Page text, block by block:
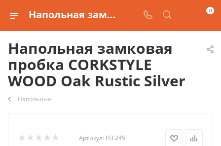
Напольная замковая пробка CORKSTYLE WOOD Oak Rustic Silver купить 0
Напольная замковая
пробка CORKSTYLE
WOOD Oak Rustic Silver
Напольные
Артикул: НЗ 245